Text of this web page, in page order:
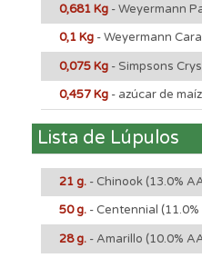
0,681 Kg - Weyermann
0,1 Kg - Weyermann
0,075 Kg - Simpsons
0,457 Kg - azúcar de
Lista de Lúpulos
21 g. - Chinook (13.0%
50 g. - Centennial (11.0%
28 g. - Amarillo (10.0%